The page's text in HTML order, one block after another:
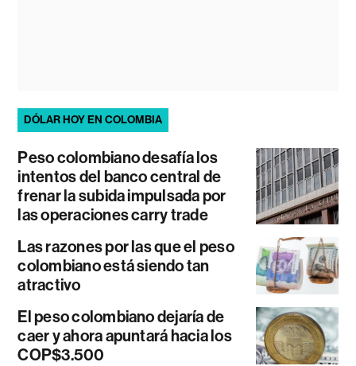
DÓLAR HOY EN COLOMBIA
Peso colombiano desafía los
intentos del banco central de
frenar la subida impulsada por
las operaciones carry trade
Las razones por las que el peso
colombiano está siendo tan
atractivo
El peso colombiano dejaría de
caer y ahora apuntará hacia los
COP$3.500